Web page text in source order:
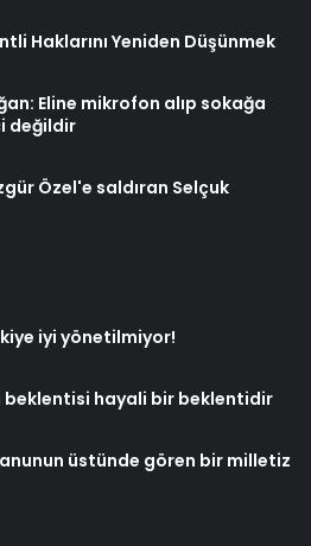
Haklarını Yeniden Düşünmek
Eline mikrofon alıp sokağa
değildir
Özel'e saldıran Selçuk
iyi yönetilmiyor!
beklentisi hayali bir beklentidir
üstünde gören bir milletiz